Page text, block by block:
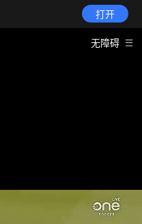
打开
无障碍